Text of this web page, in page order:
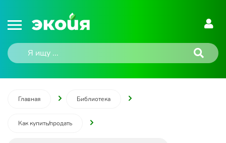
Главная Библиотека
Как купить/продать